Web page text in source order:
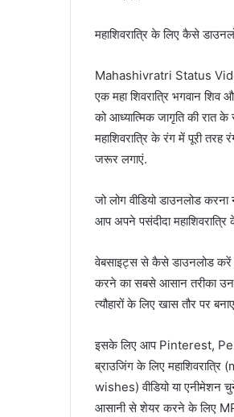
महाश‍िवरात्र‍ि के ल‍िए कैसे
Mahashivratri Status
एक महा शिवरात्रि भगवान शिव
को आध्यात्मिक जागृति की रात
महाश‍िवरात्र‍ि के रंग में पूरी
जरूर लगाएं.
जो लोग वीड‍ियो डाउनलोड
आप अपने पसंदीदा
वेबसाइट्स से कैसे डाउनलोड करें
करने का सबसे आसान तरीका उन
त्यौहारों के लिए खास तौर पर
इसके ल‍िए आप Pinterest,
ब्राउज‍िंग के लिए
wishes) वीडियो या एनीमेशन
आसानी से शेयर करने के लिए